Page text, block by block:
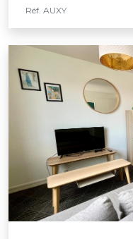
Réf. AUXY